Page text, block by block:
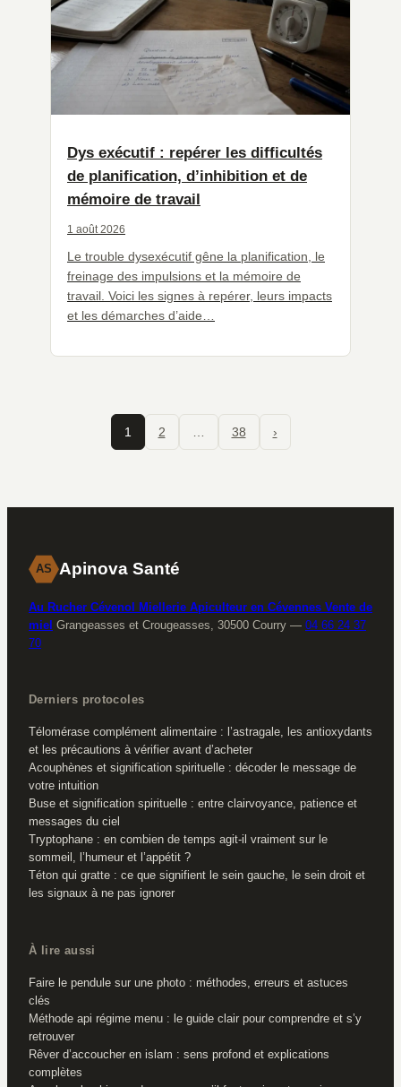
Dys exécutif : repérer les difficultés
de planification, d’inhibition et de
mémoire de travail
1 août 2026
Le trouble dysexécutif gêne la planification, le
freinage des impulsions et la mémoire de
travail. Voici les signes à repérer, leurs impacts
et les démarches d’aide…
1 2 38 ›
AS Apinova Santé
Au Rucher Cévenol Miellerie Apiculteur en Cévennes Vente de
miel Grangeasses et Crougeasses, 30500 Courry — 04 66 24 37
70
Derniers protocoles
Télomérase complément alimentaire : l’astragale, les antioxydants
et les précautions à vérifier avant d’acheter
Acouphènes et signification spirituelle : décoder le message de
votre intuition
Buse et signification spirituelle : entre clairvoyance, patience et
messages du ciel
Tryptophane : en combien de temps agit-il vraiment sur le
sommeil, l’humeur et l’appétit ?
Téton qui gratte : ce que signifient le sein gauche, le sein droit et
les signaux à ne pas ignorer
À lire aussi
Faire le pendule sur une photo : méthodes, erreurs et astuces
clés
Méthode api régime menu : le guide clair pour comprendre et s’y
retrouver
Rêver d’accoucher en islam : sens profond et explications
complètes